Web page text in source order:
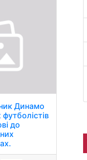
Динамо
до